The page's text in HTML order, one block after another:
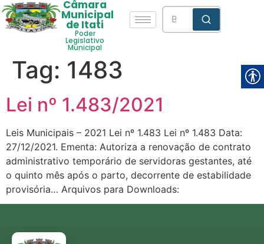
Câmara
Municipal
de Itati
Poder
Legislativo
Municipal
Tag: 1483
Lei nº 1.483/2021
Leis Municipais – 2021 Lei nº 1.483 Lei nº 1.483 Data:
27/12/2021. Ementa: Autoriza a renovação de contrato
administrativo temporário de servidoras gestantes, até
o quinto mês após o parto, decorrente de estabilidade
provisória… Arquivos para Downloads: